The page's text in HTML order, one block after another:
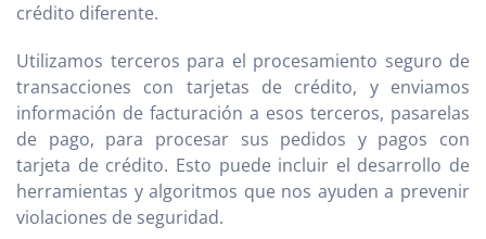
crédito diferente.
Utilizamos terceros para el procesamiento seguro de
transacciones con tarjetas de crédito, y enviamos
información de facturación a esos terceros, pasarelas
de pago, para procesar sus pedidos y pagos con
tarjeta de crédito. Esto puede incluir el desarrollo de
herramientas y algoritmos que nos ayuden a prevenir
violaciones de seguridad.